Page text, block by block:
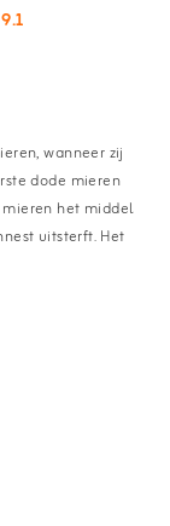
9.1
wanneer zij
dode mieren
het middel
uitsterft. Het